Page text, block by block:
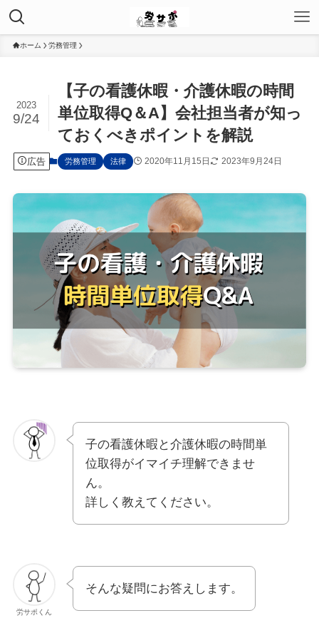
ホーム 労務管理
【子の看護休暇・介護休暇の時間
単位取得Q＆A】会社担当者が知っ
ておくべきポイントを解説
2023
9/24
広告 労務管理 法律 2020年11月15日 2023年9月24日
子の看護休暇と介護休暇の時間単
位取得がイマイチ理解できませ
ん。
詳しく教えてください。
労サポくん
そんな疑問にお答えします。